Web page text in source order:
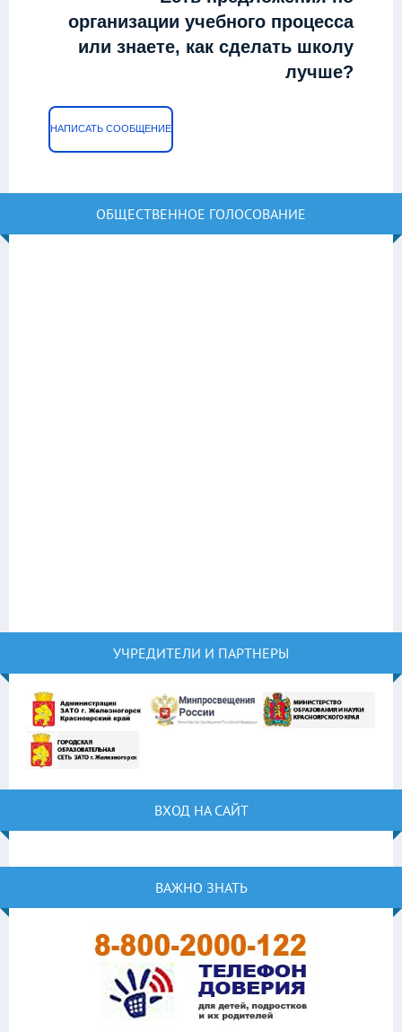
организации учебного процесса
или знаете, как сделать школу
лучше?
НАПИСАТЬ СООБЩЕНИЕ
ОБЩЕСТВЕННОЕ ГОЛОСОВАНИЕ
УЧРЕДИТЕЛИ И ПАРТНЕРЫ
ВХОД НА САЙТ
ВАЖНО ЗНАТЬ